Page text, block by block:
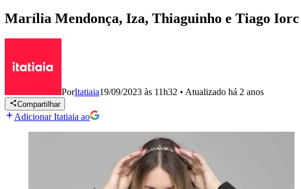
Marília Mendonça, Iza, Thiaguinho e Tiago Iorc
PorItatiaia19/09/2023 às 11h32 • Atualizado há 2 anos
Compartilhar
Adicionar Itatiaia ao